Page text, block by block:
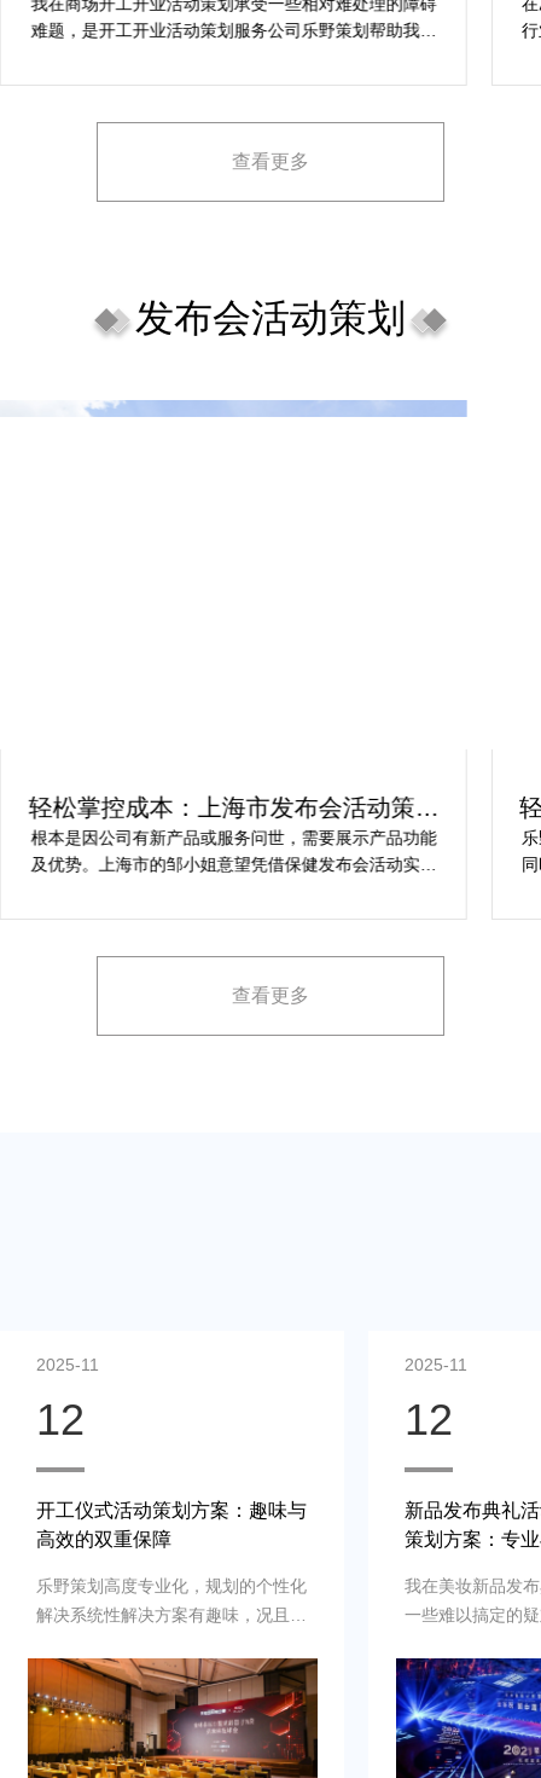
案精选
难题，是开工开业活动策划服务公司乐野策划帮助我完
场开工开业活动策划堪称完美，下次有计划还会选择乐
查看更多
发布会活动策划
轻松掌控成本：上海市发布会活动策划
方案指南
根本是因公司有新产品或服务问世，需要展示产品功能
及优势。上海市的邹小姐意望凭借保健发布会活动实现
占有率。在策划时间里却遇到这些难题缺乏专业的产品
展示方案，以最大化媒体报道和消费者关注。
查看更多
2025-11
12
新品发布典礼活动新品发布典礼
策划方案：专业与创意并存
我在美妆新品发布典礼活动策划遇到
一些难以搞定的疑难杂症，是专业新
助我完成，而且也是设计构想有创
意，重点考虑设计安排，整个美妆新
品发布典礼活动策划完美对应，下次
有需要还会选择乐野策划。
2025-11
12
策划开工开业
应你的计划
谷先生得策划布
活动，根本在于
并营造良好的品
到：增加曝光度
体，提高知名度
销售。可是鉴于